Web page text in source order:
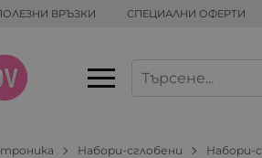
ВРЪЗКИ СПЕЦИАЛНИ ОФЕРТИ
Набори-сглобени Набори-